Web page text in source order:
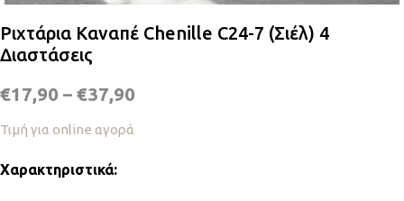
Ριχτάρια Καναπέ Chenille C24-7 (Σιέλ) 4
Διαστάσεις
€17,90 – €37,90
Τιμή για online αγορά
Χαρακτηριστικά: